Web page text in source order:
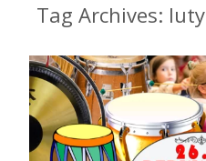
Tag Archives: luty